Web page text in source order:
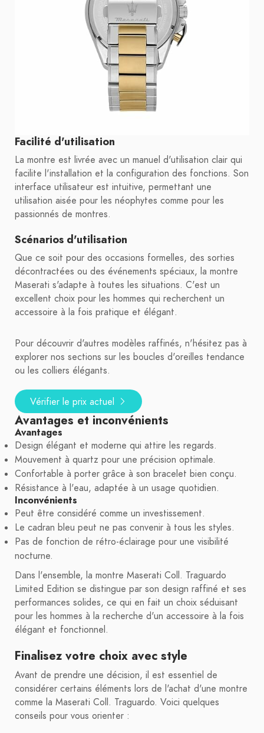
Facilité d'utilisation
La montre est livrée avec un manuel d'utilisation clair qui
facilite l'installation et la configuration des fonctions. Son
interface utilisateur est intuitive, permettant une
utilisation aisée pour les néophytes comme pour les
passionnés de montres.
Scénarios d'utilisation
Que ce soit pour des occasions formelles, des sorties
décontractées ou des événements spéciaux, la montre
Maserati s'adapte à toutes les situations. C'est un
excellent choix pour les hommes qui recherchent un
accessoire à la fois pratique et élégant.
Pour découvrir d'autres modèles raffinés, n'hésitez pas à
explorer nos sections sur les boucles d'oreilles tendance
ou les colliers élégants.
Vérifier le prix actuel
Avantages et inconvénients
Avantages
Design élégant et moderne qui attire les regards.
Mouvement à quartz pour une précision optimale.
Confortable à porter grâce à son bracelet bien conçu.
Résistance à l'eau, adaptée à un usage quotidien.
Inconvénients
Peut être considéré comme un investissement.
Le cadran bleu peut ne pas convenir à tous les styles.
Pas de fonction de rétro-éclairage pour une visibilité
nocturne.
Dans l'ensemble, la montre Maserati Coll. Traguardo
Limited Edition se distingue par son design raffiné et ses
performances solides, ce qui en fait un choix séduisant
pour les hommes à la recherche d'un accessoire à la fois
élégant et fonctionnel.
Finalisez votre choix avec style
Avant de prendre une décision, il est essentiel de
considérer certains éléments lors de l'achat d'une montre
comme la Maserati Coll. Traguardo. Voici quelques
conseils pour vous orienter :